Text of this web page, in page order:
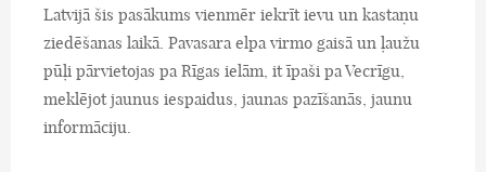
Latvijā šis pasākums vienmēr iekrīt ievu un kastaņu
ziedēšanas laikā. Pavasara elpa virmo gaisā un ļaužu
pūļi pārvietojas pa Rīgas ielām, it īpaši pa Vecrīgu,
meklējot jaunus iespaidus, jaunas pazīšanās, jaunu
informāciju.